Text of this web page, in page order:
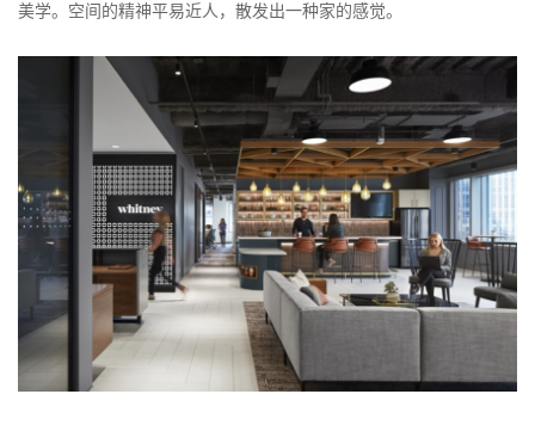
美学。空间的精神平易近人，散发出一种家的感觉。